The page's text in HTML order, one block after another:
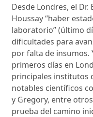
Desde Londres, el
Houssay “haber
laboratorio” (último
dificultades para
por falta de insumos.
primeros días en
principales institutos
notables científicos
y Gregory, entre
prueba del camino